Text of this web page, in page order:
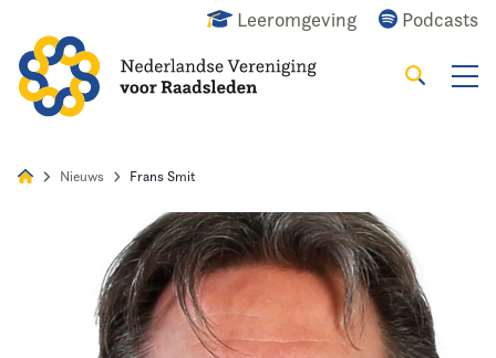
Leeromgeving Podcasts
Zoeken
Nieuws Frans Smit